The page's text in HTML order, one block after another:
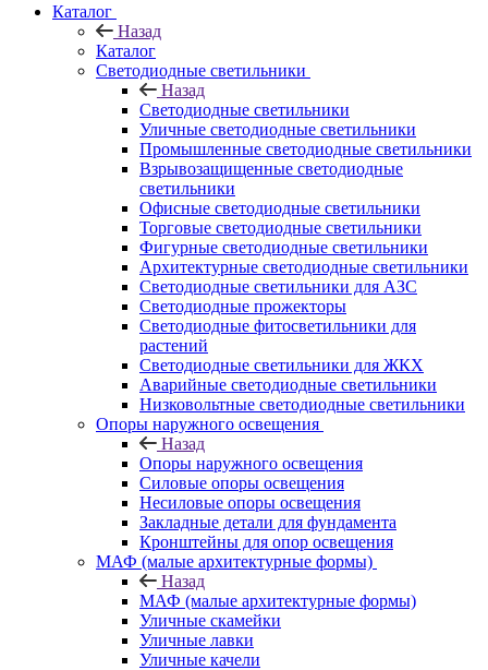
Каталог
Назад
Каталог
Светодиодные светильники
Назад
Светодиодные светильники
Уличные светодиодные светильники
Промышленные светодиодные светильники
Взрывозащищенные светодиодные
светильники
Офисные светодиодные светильники
Торговые светодиодные светильники
Фигурные светодиодные светильники
Архитектурные светодиодные светильники
Светодиодные светильники для АЗС
Светодиодные прожекторы
Светодиодные фитосветильники для
растений
Светодиодные светильники для ЖКХ
Аварийные светодиодные светильники
Низковольтные светодиодные светильники
Опоры наружного освещения
Назад
Опоры наружного освещения
Силовые опоры освещения
Несиловые опоры освещения
Закладные детали для фундамента
Кронштейны для опор освещения
МАФ (малые архитектурные формы)
Назад
МАФ (малые архитектурные формы)
Уличные скамейки
Уличные лавки
Уличные качели